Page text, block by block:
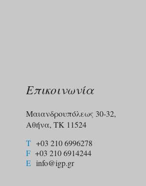
Επικοινωνία
Μαιανδρουπόλεως 30-32,
Αθήνα, ΤΚ 11524
T +03 210 6996278
F +03 210 6914244​
E info@igp.gr